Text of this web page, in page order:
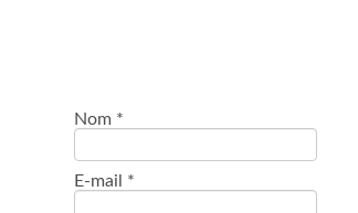
Nom *
E-mail *